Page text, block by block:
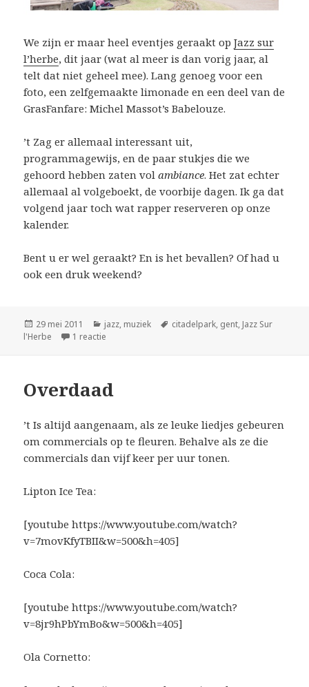
We zijn er maar heel eventjes geraakt opJazz sur
l’herbe, dit jaar (wat al meer is dan vorig jaar, al
telt dat niet geheel mee). Lang genoeg voor een
foto, een zelfgemaakte limonade en een deel van de
GrasFanfare: Michel Massot’s Babelouze.
’t Zag er allemaal interessant uit,
programmagewijs, en de paar stukjes die we
gehoord hebben zaten volambiance. Het zat echter
allemaal al volgeboekt, de voorbije dagen. Ik ga dat
volgend jaar toch wat rapper reserveren op onze
kalender.
Bent u er wel geraakt? En is het bevallen? Of had u
ook een druk weekend?
Geplaatst
op
29 mei 2011 Categorieën
jazz, muziek Tags
citadelpark, gent, Jazz Sur
l'Herbe
1 reactie
Overdaad
’t Is altijd aangenaam, als ze leuke liedjes gebeuren
om commercials op te fleuren. Behalve als ze die
commercials dan vijf keer per uur tonen.
Lipton Ice Tea:
[youtube https://www.youtube.com/watch?
v=7movKfyTBII&w=500&h=405]
Coca Cola:
[youtube https://www.youtube.com/watch?
v=8jr9hPbYmBo&w=500&h=405]
Ola Cornetto: